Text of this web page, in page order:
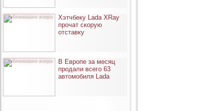
опубликовано вчера
Хэтчбеку Lada XRay
прочат скорую
отставку
опубликовано вчера
В Европе за месяц
продали всего 63
автомобиля Lada